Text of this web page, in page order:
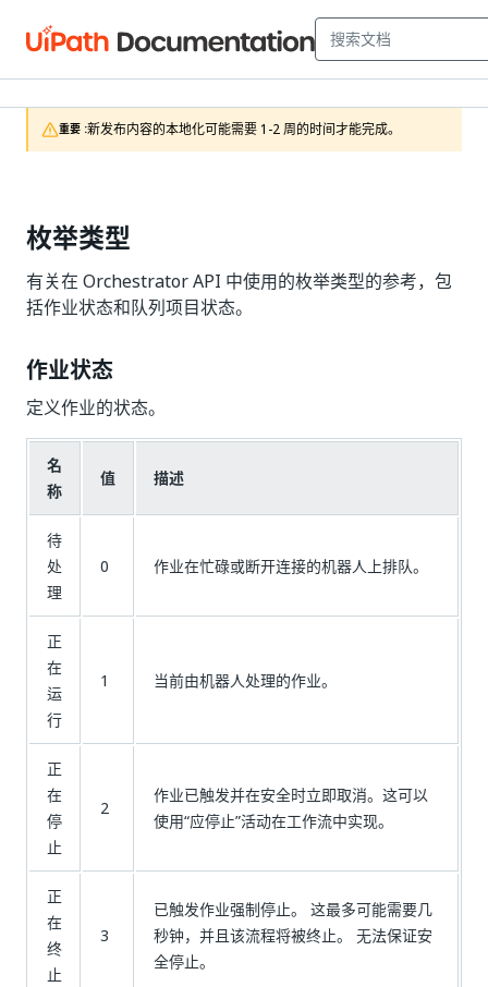
重要 :新发布内容的本地化可能需要 1-2 周的时间才能完成。
枚举类型
有关在 Orchestrator API 中使用的枚举类型的参考，包
括作业状态和队列项目状态。
作业状态
定义作业的状态。
名
称
值 描述
待
处
理
0 作业在忙碌或断开连接的机器人上排队。
正
在
运
行
1 当前由机器人处理的作业。
正
在
停
止
2
作业已触发并在安全时立即取消。这可以
使用“应停止”活动在工作流中实现。
正
在
终
止
3
已触发作业强制停止。 这最多可能需要几
秒钟，并且该流程将被终止。 无法保证安
全停止。